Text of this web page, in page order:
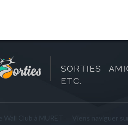
SORTIES
ETC.
Wall Club à MURET
Viens naviguer